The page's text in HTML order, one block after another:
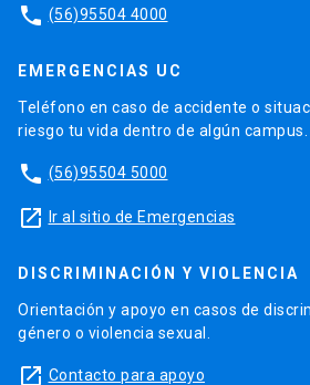
phone (56)95504 4000
EMERGENCIAS UC
Teléfono en caso de accidente o
riesgo tu vida dentro de algún campus.
phone (56)95504 5000
launch Ir al sitio de Emergencias
DISCRIMINACIÓN Y VIOLENCIA
Orientación y apoyo en casos de
género o violencia sexual.
launch Contacto para apoyo